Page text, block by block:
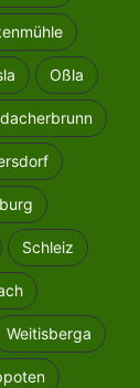
Oßla
Schleiz
Weitisberga